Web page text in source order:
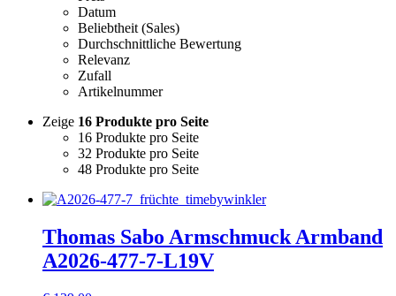
Datum
Beliebtheit (Sales)
Durchschnittliche Bewertung
Relevanz
Zufall
Artikelnummer
Zeige 16 Produkte pro Seite
16 Produkte pro Seite
32 Produkte pro Seite
48 Produkte pro Seite
Thomas Sabo Armschmuck Armband
A2026-477-7-L19V